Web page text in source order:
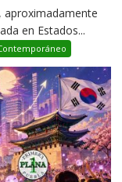
aproximadamente
en Estados...